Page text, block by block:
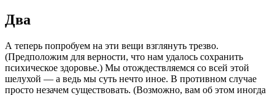
Два
А теперь попробуем на эти вещи взглянуть трезво.
(Предположим для верности, что нам удалось сохранить
психическое здоровье.) Мы отождествляемся со всей этой
шелухой — а ведь мы суть нечто иное. В противном случае
просто незачем существовать. (Возможно, вам об этом иногда